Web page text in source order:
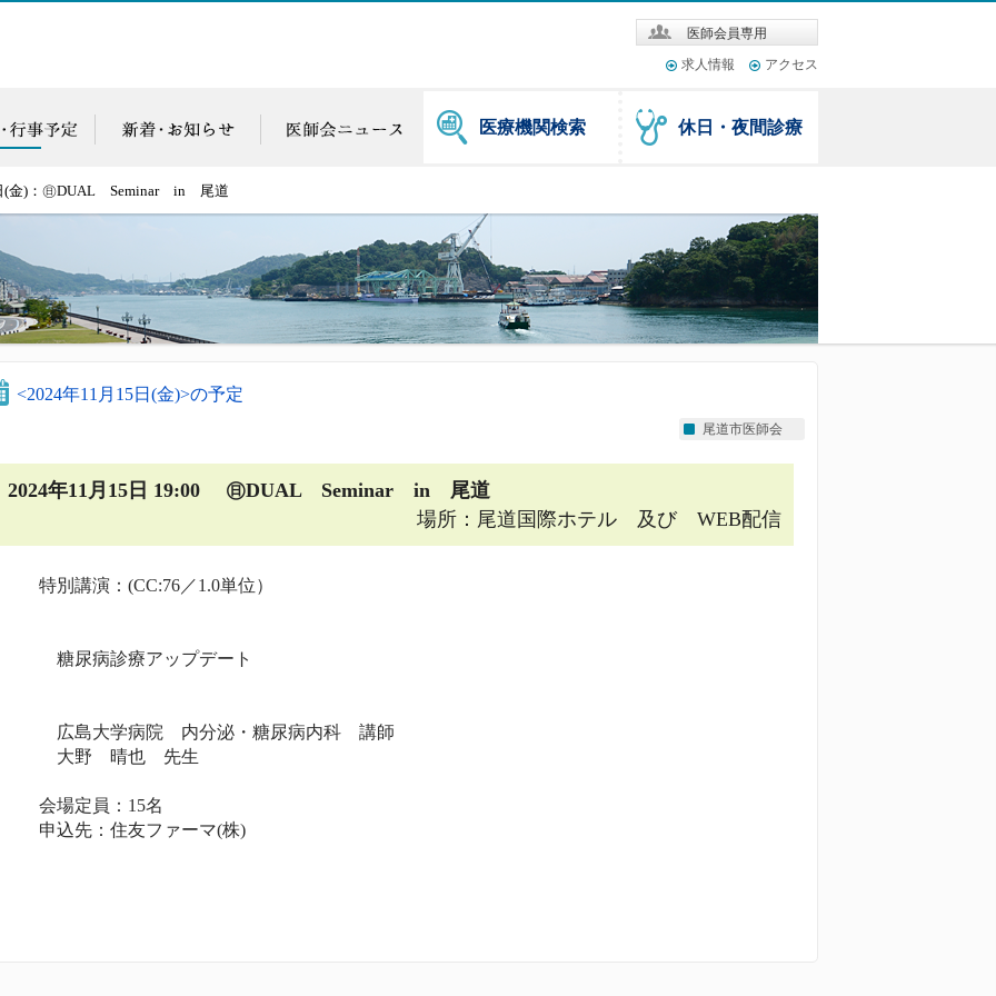
医師会員専用
アクセス
求人情報
医療機関検索 休日・夜間診療
(金)：㊐DUAL Seminar in 尾道
<2024年11月15日(金)>の予定
尾道市医師会
2024年11月15日 19:00 ㊐DUAL Seminar in 尾道
場所：尾道国際ホテル 及び WEB配信
特別講演：(CC:76／1.0単位）
糖尿病診療アップデート
広島大学病院 内分泌・糖尿病内科 講師
大野 晴也 先生
会場定員：15名
申込先：住友ファーマ(株)